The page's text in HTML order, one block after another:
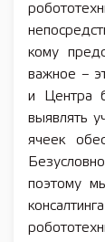
кому
важное –
и Центра
выявлять
ячеек
поэтому